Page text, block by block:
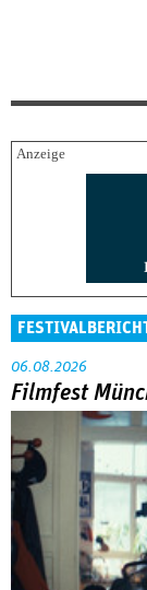
06.08.2026
Filmfest